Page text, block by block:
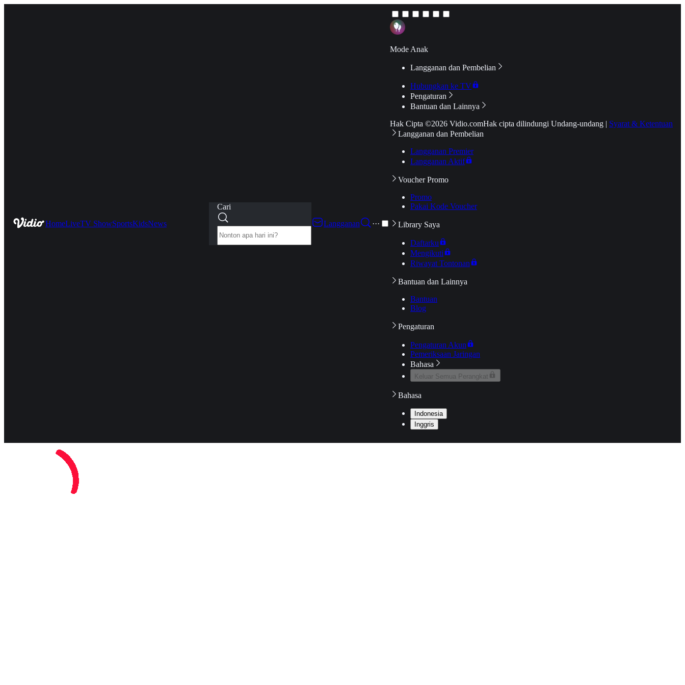
HomeLiveTV ShowSportsKidsNews
Cari
Langganan
···
Mode Anak
Langganan dan Pembelian
Hubungkan ke TV
Pengaturan
Bantuan dan Lainnya
Hak Cipta ©2026 Vidio.comHak cipta dilindungi Undang-undang | Syarat & Ketentuan
Langganan dan Pembelian
Langganan Premier
Langganan Aktif
Voucher Promo
Promo
Pakai Kode Voucher
Library Saya
Daftarku
Mengikuti
Riwayat Tontonan
Bantuan dan Lainnya
Bantuan
Blog
Pengaturan
Pengaturan Akun
Pemeriksaan Jaringan
Bahasa
Keluar Semua Perangkat
Bahasa
Indonesia
Inggris